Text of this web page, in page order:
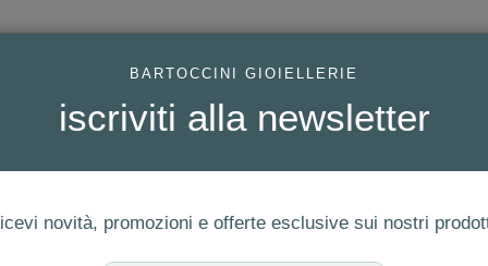
BARTOCCINI GIOIELLERIE
iscriviti alla newsletter
novità, promozioni e offerte esclusive sui nostri